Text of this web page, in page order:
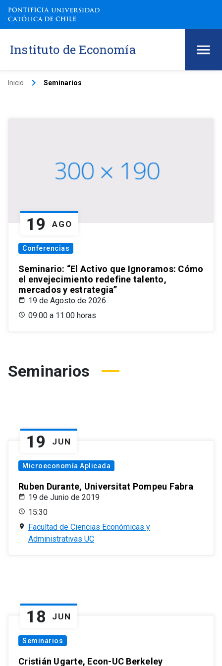
Instituto de Economía
Inicio keyboard_arrow_right Seminarios
19 AGO
Conferencias
Seminario: “El Activo que Ignoramos: Cómo
el envejecimiento redefine talento,
mercados y estrategia”
19 de Agosto de 2026
09:00 a 11:00 horas
Seminarios
19 JUN
Microeconomía Aplicada
Ruben Durante, Universitat Pompeu Fabra
19 de Junio de 2019
15:30
Facultad de Ciencias Económicas y
Administrativas UC
18 JUN
Seminarios
Cristián Ugarte, Econ-UC Berkeley